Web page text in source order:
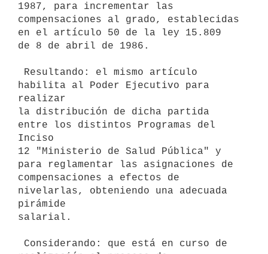
1987, para incrementar las
compensaciones al grado, establecidas
en el artículo 50 de la ley 15.809
de 8 de abril de 1986.
habilita al Poder Ejecutivo para
realizar
la distribución de dicha partida
entre los distintos Programas del
Inciso
12 "Ministerio de Salud Pública" y
para reglamentar las asignaciones de
compensaciones a efectos de
nivelarlas, obteniendo una adecuada
pirámide
salarial.